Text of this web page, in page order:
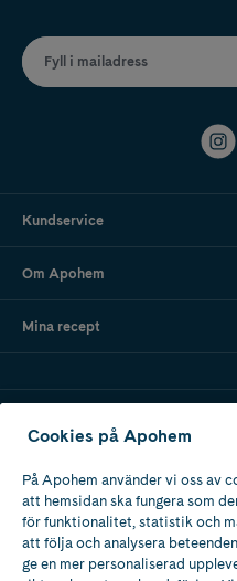
Fyll i mailadress
Kundservice
Om Apohem
Mina recept
Apotek med tillstånd
av Läkemedelsverket
Cookies på Apohem
På Apohem använder vi oss av
att hemsidan ska fungera som
för funktionalitet, statistik och
att följa och analysera
ge en mer personaliserad